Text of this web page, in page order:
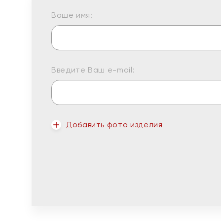
Ваше имя:
Введите Ваш e-mail:
Добавить фото изделия